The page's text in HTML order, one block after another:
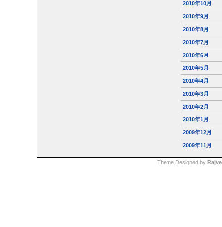
2010年10月
2010年9月
2010年8月
2010年7月
2010年6月
2010年5月
2010年4月
2010年3月
2010年2月
2010年1月
2009年12月
2009年11月
Theme Designed by